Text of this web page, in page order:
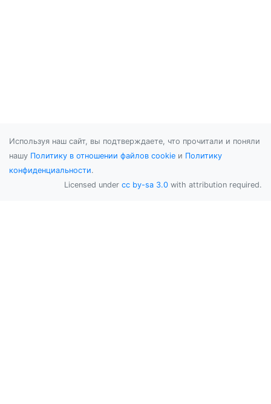
Используя наш сайт, вы подтверждаете, что прочитали и поняли
нашу Политику в отношении файлов cookie и Политику
конфиденциальности.
Licensed under cc by-sa 3.0 with attribution required.